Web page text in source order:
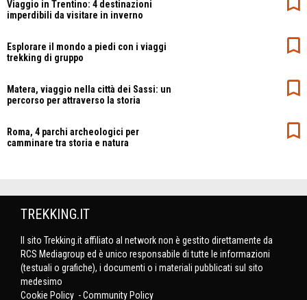
Viaggio in Trentino: 4 destinazioni
imperdibili da visitare in inverno
Esplorare il mondo a piedi con i viaggi
trekking di gruppo
Matera, viaggio nella città dei Sassi: un
percorso per attraverso la storia
Roma, 4 parchi archeologici per
camminare tra storia e natura
TREKKING.IT
Il sito Trekking.it affiliato al network non è gestito direttamente da
RCS Mediagroup ed è unico responsabile di tutte le informazioni
(testuali o grafiche), i documenti o i materiali pubblicati sul sito
medesimo
Cookie Policy -Community Policy